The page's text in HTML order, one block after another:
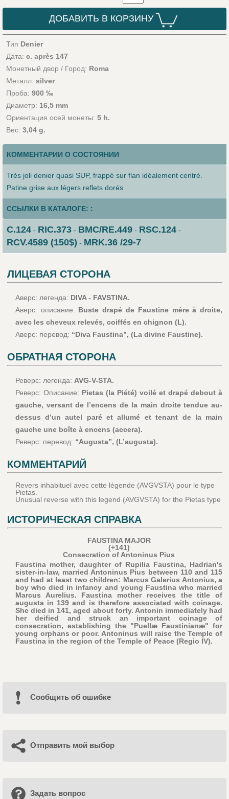
ДОБАВИТЬ В КОРЗИНУ
Тип Denier
Дата: c. après 147
Монетный двор / Город: Roma
Металл: silver
Проба: 900 ‰
Диаметр: 16,5 mm
Ориентация осей монеты: 5 h.
Вес: 3,04 g.
КОММЕНТАРИИ О СОСТОЯНИИ
Très joli denier quasi SUP, frappé sur flan idéalement centré.
Patine grise aux légers reflets dorés
ССЫЛКИ В КАТАЛОГЕ: :
C.124- RIC.373- BMC/RE.449- RSC.124-
RCV.4589 (150$) - MRK.36 /29-7
ЛИЦЕВАЯ СТОРОНА
Аверс: легенда: DIVA - FAVSTINA.
Аверс: описание: Buste drapé de Faustine mère à droite,
avec les cheveux relevés, coiffés en chignon (L).
Аверс: перевод: “Diva Faustina”, (La divine Faustine).
ОБРАТНАЯ СТОРОНА
Реверс: легенда: AVG-V-STA.
Реверс: Описание: Pietas (la Piété) voilé et drapé debout à
gauche, versant de l’encens de la main droite tendue au-
dessus d’un autel paré et allumé et tenant de la main
gauche une boîte à encens (accera).
Реверс: перевод: “Augusta”, (L’augusta).
КОММЕНТАРИЙ
Revers inhabituel avec cette légende (AVGVSTA) pour le type
Pietas.
Unusual reverse with this legend (AVGVSTA) for the Pietas type
ИСТОРИЧЕСКАЯ СПРАВКА
FAUSTINA MAJOR
(+141)
Consecration of Antoninus Pius
Faustina mother, daughter of Rupilia Faustina, Hadrian's
sister-in-law, married Antoninus Pius between 110 and 115
and had at least two children: Marcus Galerius Antonius, a
boy who died in infancy and young Faustina who married
Marcus Aurelius. Faustina mother receives the title of
augusta in 139 and is therefore associated with coinage.
She died in 141, aged about forty. Antonin immediately had
her deified and struck an important coinage of
consecration, establishing the "Puellæ Faustinianæ" for
young orphans or poor. Antoninus will raise the Temple of
Faustina in the region of the Temple of Peace (Regio IV).
Cообщить об ошибке
Отправить мой выбор
Задать вопрос